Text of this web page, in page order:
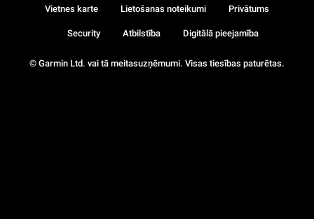
© Garmin Ltd. vai tā meitasuzņēmumi. Visas tiesības paturētas.
Vietnes karte Lietošanas noteikumi Privātums
Security Atbilstība Digitālā pieejamība